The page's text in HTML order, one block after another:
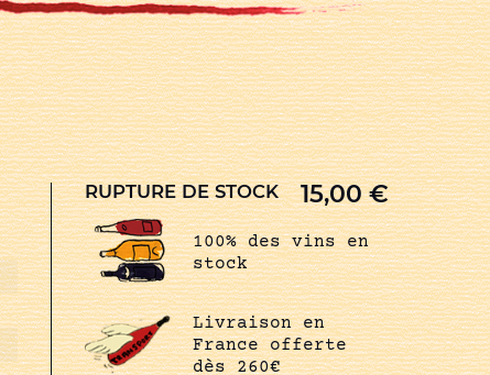
RUPTURE DE STOCK 15,00€
100% des vins en
stock
Livraison en
France offerte
dès 260€